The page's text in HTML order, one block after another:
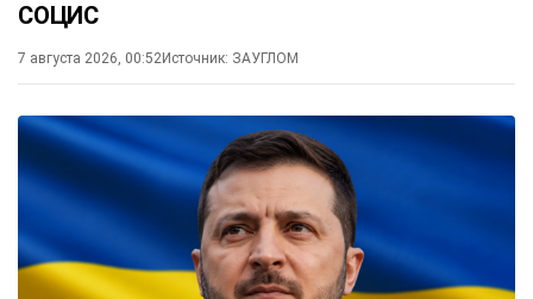
СОЦИС
7 августа 2026, 00:52Источник: ЗАУГЛОМ